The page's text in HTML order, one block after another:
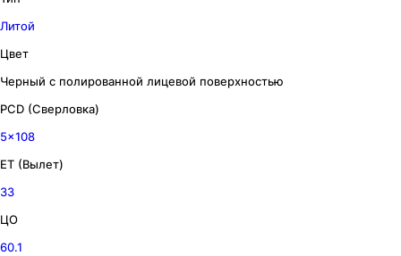
Литой
Цвет
Черный с полированной лицевой поверхностью
PCD (Сверловка)
5x108
ET (Вылет)
33
ЦО
60.1